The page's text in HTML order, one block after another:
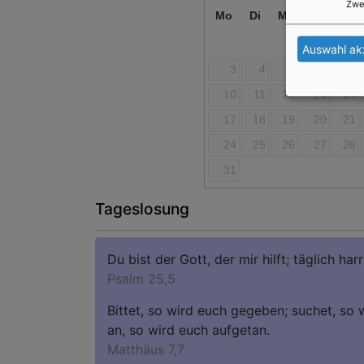
Mo Di Mi
3
4
10
11 12 13 14
17
18 19 20 21
24
25 26 27 28
31
Tageslosung
Du bist der Gott, der mir hilft; täglich
Psalm 25,5
Bittet, so wird euch gegeben; suchet, so
an, so wird euch aufgetan.
Matthäus 7,7
Auswahl